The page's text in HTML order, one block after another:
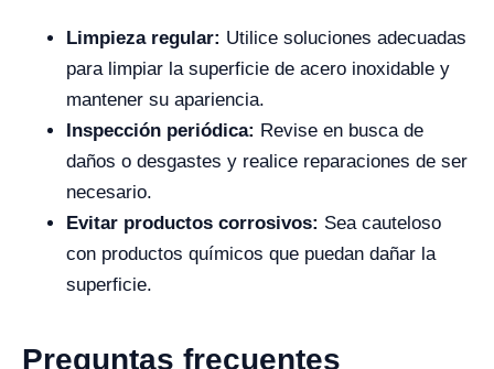
Limpieza regular: Utilice soluciones adecuadas
para limpiar la superficie de acero inoxidable y
mantener su apariencia.
Inspección periódica: Revise en busca de
daños o desgastes y realice reparaciones de ser
necesario.
Evitar productos corrosivos: Sea cauteloso
con productos químicos que puedan dañar la
superficie.
Preguntas frecuentes